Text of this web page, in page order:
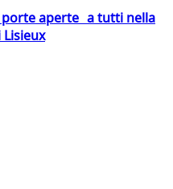
porte aperte a tutti nella
Lisieux